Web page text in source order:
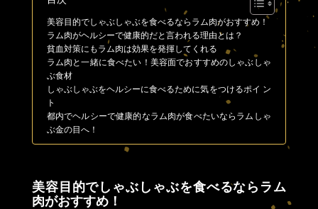
美容目的でしゃぶしゃぶを食べるならラム肉がおすすめ！
ラム肉がヘルシーで健康的だと言われる理由とは？
貧血対策にもラム肉は効果を発揮してくれる
ラム肉と一緒に食べたい！美容面でおすすめのしゃぶしゃ
ぶ食材
しゃぶしゃぶをヘルシーに食べるために気をつけるポイ ン
ト
都内でヘルシーで健康的なラム肉が食べたいならラムしゃ
ぶ金の目へ！
美容目的でしゃぶしゃぶを食べるならラム
肉がおすすめ！